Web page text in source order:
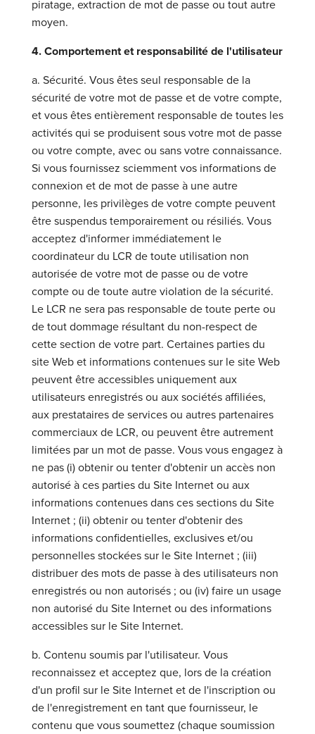
piratage, extraction de mot de passe ou tout autre
moyen.
4. Comportement et responsabilité de l'utilisateur
a. Sécurité. Vous êtes seul responsable de la
sécurité de votre mot de passe et de votre compte,
et vous êtes entièrement responsable de toutes les
activités qui se produisent sous votre mot de passe
ou votre compte, avec ou sans votre connaissance.
Si vous fournissez sciemment vos informations de
connexion et de mot de passe à une autre
personne, les privilèges de votre compte peuvent
être suspendus temporairement ou résiliés. Vous
acceptez d'informer immédiatement le
coordinateur du LCR de toute utilisation non
autorisée de votre mot de passe ou de votre
compte ou de toute autre violation de la sécurité.
Le LCR ne sera pas responsable de toute perte ou
de tout dommage résultant du non-respect de
cette section de votre part. Certaines parties du
site Web et informations contenues sur le site Web
peuvent être accessibles uniquement aux
utilisateurs enregistrés ou aux sociétés affiliées,
aux prestataires de services ou autres partenaires
commerciaux de LCR, ou peuvent être autrement
limitées par un mot de passe. Vous vous engagez à
ne pas (i) obtenir ou tenter d'obtenir un accès non
autorisé à ces parties du Site Internet ou aux
informations contenues dans ces sections du Site
Internet ; (ii) obtenir ou tenter d'obtenir des
informations confidentielles, exclusives et/ou
personnelles stockées sur le Site Internet ; (iii)
distribuer des mots de passe à des utilisateurs non
enregistrés ou non autorisés ; ou (iv) faire un usage
non autorisé du Site Internet ou des informations
accessibles sur le Site Internet.
b. Contenu soumis par l'utilisateur. Vous
reconnaissez et acceptez que, lors de la création
d'un profil sur le Site Internet et de l'inscription ou
de l'enregistrement en tant que fournisseur, le
contenu que vous soumettez (chaque soumission